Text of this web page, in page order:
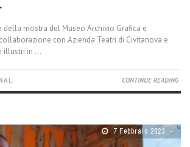
della mostra del Museo Archivio Grafica e
con Azienda Teatri di Civitanova e
illustri in ...
CONTINUE READING
7 Febbraio 2023